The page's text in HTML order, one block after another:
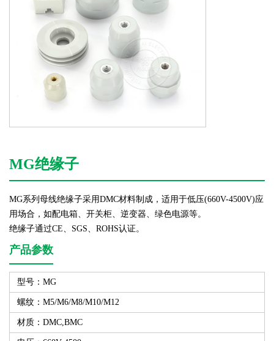
MG绝缘子
MG系列母线绝缘子采用DMC材料制成，适用于低压(660V-4500V)应
用场合，如配电箱、开关柜、逆变器、绿色电源等。
绝缘子通过CE、SGS、ROHS认证。
产品参数
型号：MG
螺纹：M5/M6/M8/M10/M12
材质：DMC,BMC